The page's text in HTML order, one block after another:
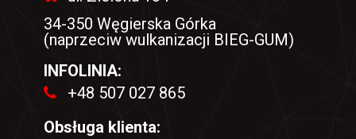
34-350 Węgierska Górka
(naprzeciw wulkanizacji BIEG-GUM)
INFOLINIA:
+48 507 027 865
Obsługa klienta: